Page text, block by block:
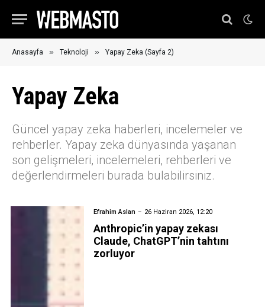
Anasayfa » Teknoloji » Yapay Zeka (Sayfa 2)
Yapay Zeka
Güncel yapay zeka haberleri, incelemeler ve
rehberler. Yapay zeka dünyasında yaşanan
son gelişmeleri, incelemeleri, rehberleri ve
değerlendirmeleri burada bulabilirsiniz.
Efrahim Aslan 26 Haziran 2026, 12:20
Anthropic’in yapay zekası
Claude, ChatGPT’nin tahtını
zorluyor